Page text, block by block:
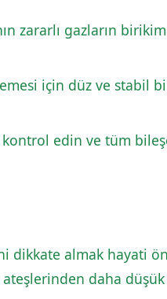
zararlı gazların
için düz ve stabil
kontrol edin ve tüm
dikkate almak hayati
daha